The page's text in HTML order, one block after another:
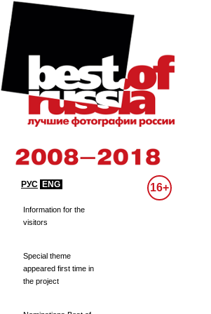
РУС ENG 16+
Information for the
visitors
Special theme
appeared first time in
the project
138 139